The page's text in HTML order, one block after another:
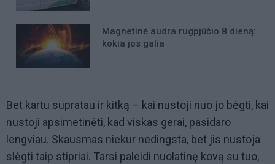
Magnetinė audra rugpjūčio 8 dieną:
kokia jos galia
Bet kartu supratau ir kitką – kai nustoji nuo jo bėgti, kai
nustoji apsimetinėti, kad viskas gerai, pasidaro
lengviau. Skausmas niekur nedingsta, bet jis nustoja
slėgti taip stipriai. Tarsi paleidi nuolatinę kovą su tuo,